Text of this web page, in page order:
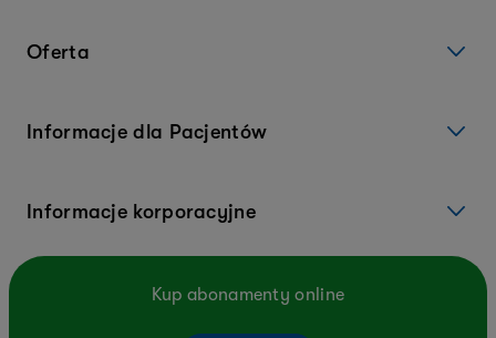
Oferta
Informacje dla Pacjentów
Informacje korporacyjne
Kup abonamenty online